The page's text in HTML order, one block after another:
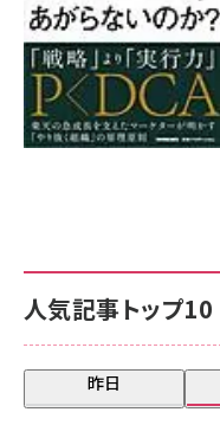
人気記事トップ10
昨日